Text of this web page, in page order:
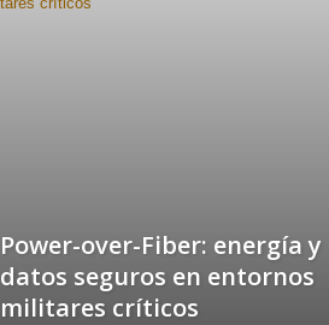
Power-over-Fiber: energía y
datos seguros en entornos
militares críticos